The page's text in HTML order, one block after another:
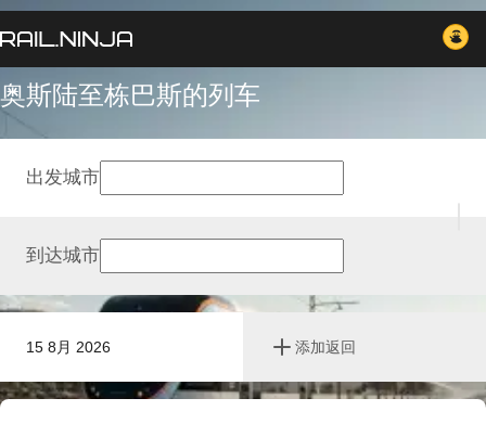
奥斯陆至栋巴斯的列车
15 8月 2026 添加返回
出发城市
到达城市